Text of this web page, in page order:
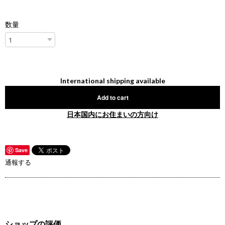
数量
International shipping available
Add to cart
日本国内にお住まいの方向け
Save
通報する